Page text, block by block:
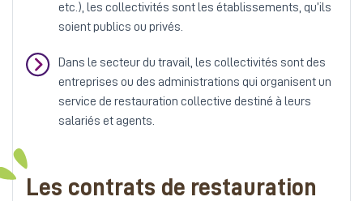
etc.), les collectivités sont les établissements, qu’ils
soient publics ou privés.
Dans le secteur du travail, les collectivités sont des
entreprises ou des administrations qui organisent un
service de restauration collective destiné à leurs
salariés et agents.
Les contrats de restauration